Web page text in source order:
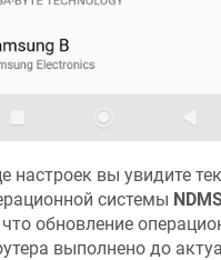
настроек вы увидите
системы
обновление
выполнено до